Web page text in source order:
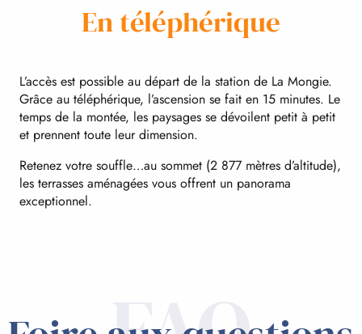
En téléphérique
L’accès est possible au départ de la station de La Mongie.
Grâce au téléphérique, l’ascension se fait en 15 minutes. Le
temps de la montée, les paysages se dévoilent petit à petit
et prennent toute leur dimension.
Retenez votre souffle…au sommet (2 877 mètres d’altitude),
les terrasses aménagées vous offrent un panorama
exceptionnel.